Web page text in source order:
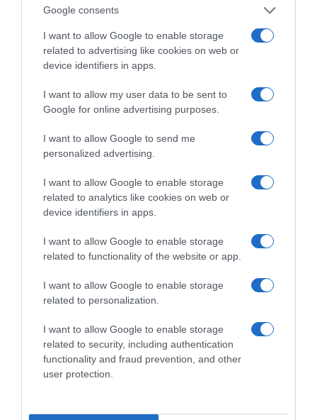
Google consents
I want to allow Google to enable storage
related to advertising like cookies on web or
device identifiers in apps.
I want to allow my user data to be sent to
Google for online advertising purposes.
I want to allow Google to send me
personalized advertising.
I want to allow Google to enable storage
related to analytics like cookies on web or
device identifiers in apps.
I want to allow Google to enable storage
related to functionality of the website or app.
I want to allow Google to enable storage
related to personalization.
I want to allow Google to enable storage
related to security, including authentication
functionality and fraud prevention, and other
user protection.
ΕΠΟΜΕΝΟ ΜΙΑ ΚΑΥΤΗ ΠΑΤΑΤΑ»
Ο κυβερνητικός εκπρόσωπος,
Παύλος Μαρινάκης, ανοίγει τα
χαρτιά του στις «Τυπολογίες»
σε ένα vidcast που μιλάει για
τις μεγάλες τομές στον χώρο
Ενημέρωσης. Σε μια εφ’ όλης της ύλης
συνέντευξη στον Βασίλη Κουφόπουλο, αναλύει
το χρονοδιάγραμμα για τις περιφερειακές και
ραδιοφωνικές άδειες, το πακέτο στήριξης των 80
εκατομμυρίων ευρώ για τον Τύπο, αλλά και την
διαδίκτυο.